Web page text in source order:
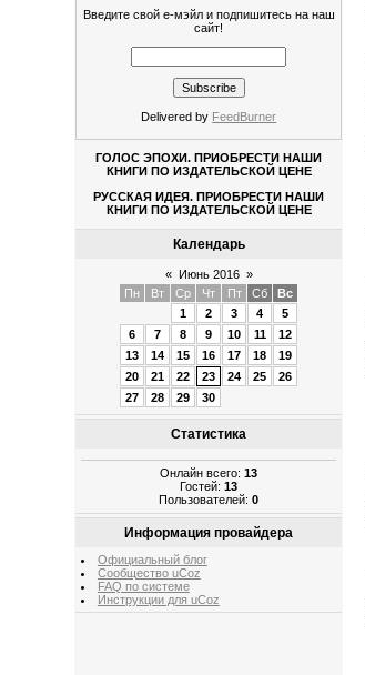
Введите свой е-мэйл и подпишитесь на наш
сайт!
Delivered by FeedBurner
ГОЛОС ЭПОХИ. ПРИОБРЕСТИ НАШИ
КНИГИ ПО ИЗДАТЕЛЬСКОЙ ЦЕНЕ
РУССКАЯ ИДЕЯ. ПРИОБРЕСТИ НАШИ
КНИГИ ПО ИЗДАТЕЛЬСКОЙ ЦЕНЕ
Календарь
« Июнь 2016 »
Пн
Вт Ср Чт Пт Сб
Вс
1
2 3 4
5
6
7 8 9 10 11
12
13
14 15 16 17 18
19
20
21 22 23 24 25
26
27
28 29 30
Статистика
Онлайн всего:13
Гостей:13
Пользователей:0
Информация провайдера
Официальный блог
Сообщество uCoz
FAQ по системе
Инструкции для uCoz